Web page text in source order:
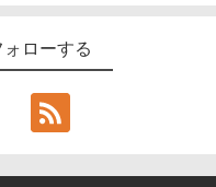
ォローする